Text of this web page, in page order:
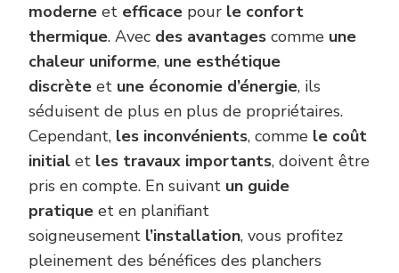
moderne et efficace pour le confort
thermique. Avec des avantages comme une
chaleur uniforme, une esthétique
discrète et une économie d’énergie, ils
séduisent de plus en plus de propriétaires.
Cependant, les inconvénients, comme le coût
initial et les travaux importants, doivent être
pris en compte. En suivant un guide
pratique et en planifiant
soigneusement l’installation, vous profitez
pleinement des bénéfices des planchers